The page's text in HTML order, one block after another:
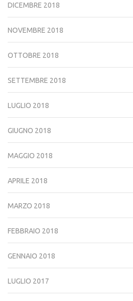
DICEMBRE 2018
NOVEMBRE 2018
OTTOBRE 2018
SETTEMBRE 2018
LUGLIO 2018
GIUGNO 2018
MAGGIO 2018
APRILE 2018
MARZO 2018
FEBBRAIO 2018
GENNAIO 2018
LUGLIO 2017